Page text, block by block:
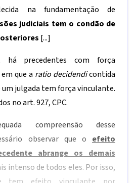
na fundamentação de
judiciais tem o condão de
[...]
há precedentes com força
que a ratio decidendicontida
julgada tem força vinculante.
no art. 927, CPC.
compreensão desse
observar que o efeito
abrange os demais
intenso de todos eles. Por isso,